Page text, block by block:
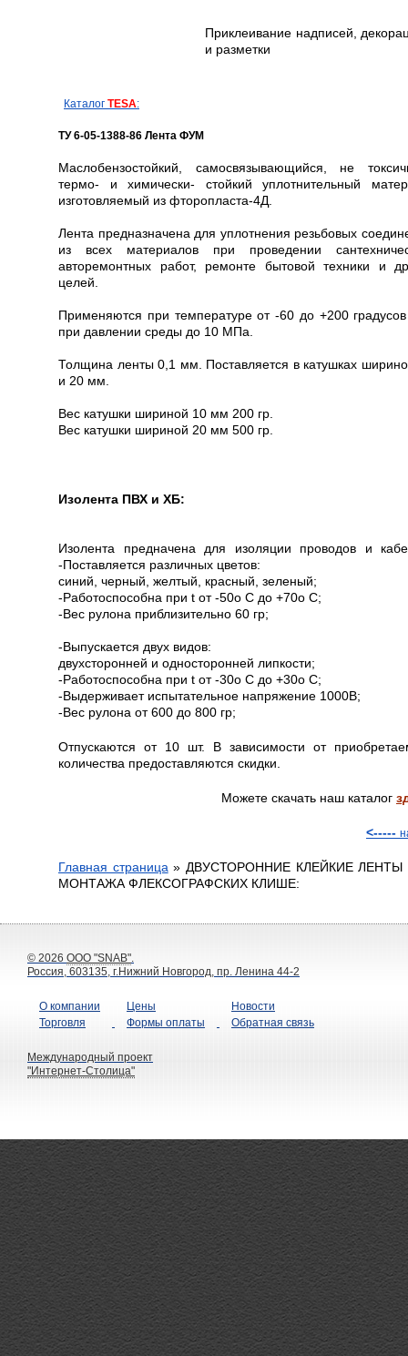
Приклеивание надписей,
и разметки
Каталог TESA:
ТУ 6-05-1388-86 Лента ФУМ
Маслобензостойкий, самосвязывающийся, не
термо- и химически- стойкий уплотнительный
изготовляемый из фторопласта-4Д.
Лента предназначена для уплотнения резьбовых
из всех материалов при проведении
авторемонтных работ, ремонте бытовой техники и
целей.
Применяются при температуре от -60 до +200
при давлении среды до 10 МПа.
Толщина ленты 0,1 мм. Поставляется в катушках
и 20 мм.
Вес катушки шириной 10 мм 200 гр.
Вес катушки шириной 20 мм 500 гр.
Изолента ПВХ и ХБ:
Изолента предначена для изоляции проводов и
-Поставляется различных цветов:
синий, черный, желтый, красный, зеленый;
-Работоспособна при t от -50о С до +70о С;
-Вес рулона приблизительно 60 гр;
-Выпускается двух видов:
двухсторонней и односторонней липкости;
-Работоспособна при t от -30о С до +30о С;
-Выдерживает испытательное напряжение 1000В;
-Вес рулона от 600 до 800 гр;
Отпускаются от 10 шт. В зависимости от
количества предоставляются скидки.
Можете скачать наш каталог
<-----
Главная страница » ДВУСТОРОННИЕ КЛЕЙКИЕ ЛЕНТЫ
МОНТАЖА ФЛЕКСОГРАФСКИХ КЛИШЕ:
© 2026 ООО "SNAB"
Россия, 603135, г.Нижний Новгород, пр. Ленина 44-2
О компании
Торговля
Цены
Формы оплаты
Новости
Обратная связь
Международный проект
"Интернет-Столица"